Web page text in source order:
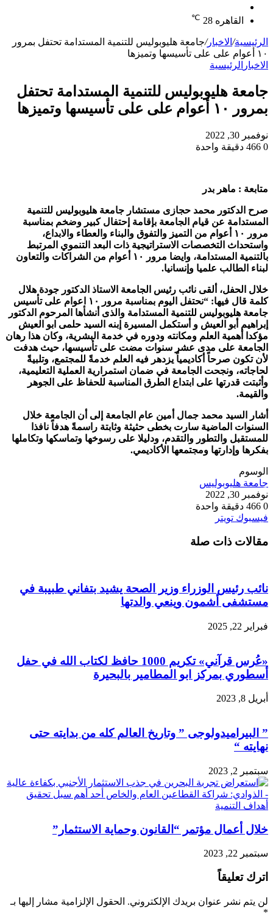
عشوائي
القاهره 28
℃
الرئيسية/ الاخبار/جامعة هليوبوليس للتنمية المستدامة تحتفل بمرور
١٠ أعوام على على تأسيسها وتميزها
الاخبار الرئيسية
جامعة هليوبوليس للتنمية المستدامة تحتفل
بمرور ١٠ أعوام على على تأسيسها وتميزها
نوفمبر 30, 2022
0
دقيقة واحدة
متابعة : ماهر بدر
صرح الدكتور محمد حجازى مستشار جامعة هليوبوليس للتنمية
المستدامة عن قيام الجامعة بإقامة إحتفال كبير وضخم بمناسبة
مرور ١٠ أعوام من التميز والتفوق والبناء والعطاء والابداع،
واستحداث التخصصات الاستراتيجية ذات البعد التنموي المرتبط
بالتنمية المستدامة، وايضا مرور ١٠ أعوام من الشراكات والتعاون
لبناء الطالب علميا وإنسانيا.
خلال الحفل، ألقى نائب رئيس الجامعة الاستاذ الدكتور جودة هلال
كلمة قال فيها: “نحتفل اليوم بمناسبة مرور ١٠ اعوام على تأسيس
جامعة هليوبوليس للتنمية المستدامة والذى أنشأها المرحوم الدكتور
إبراهيم أبو العيش و أستكمل المسيرة إبنه السيد حلمى ابو العيش
مؤكدا أهمية العلم ومكانته ودوره في خدمة البشرية، وكان هذا رهان
الجامعة على مدى عشر سنوات مضت على تأسيسها، حيث هدفت
لأن تكون صرحاً أكاديمياً يزدهر فيه العلم خدمةً للمجتمع، وتلبيةً
لحاجاته، ونجحت الجامعة في ضمان استمرارية العملية التعليمية،
وأثبتت قدرتها على ابتداع الطرق المناسبة للحفاظ على الجوهر
والقيمة.
أشار السيد محمد جمال أمين عام الجامعة إلى أن الجامعة خلال
السنوات الماضية سارت بخطى حثيثة وثابتة راسمةً هدفاً نافذا
للمستقبل والتطور والتقدم، ودليلا على رسوخها وتماسكها وتكاملها
بفكرها وإدارتها ومجتمعها الأكاديمي.
الوسوم
جامعة هليوبوليس
نوفمبر 30, 2022
0
دقيقة واحدة
فيسبوك تويتر
البريد
مقالات ذات صلة
نائب رئيس الوزراء وزير الصحة يشيد بتفاني طبيبة في
مستشفى أشمون وينعي والدتها
فبراير 22, 2025
«عُرس قرآني» تكريم 1000 حافظ لكتاب الله في حفل
أسطوري بمركز ابو المطامير بالبحيرة
أبريل 8, 2023
” البيراميدولوجى ” وتاريخ العالم كله من بدايته حتى
نهايته “
سبتمبر 2, 2023
خلال أعمال مؤتمر “القانون وحماية الاستثمار”
سبتمبر 22, 2023
اترك تعليقاً
لن يتم نشر عنوان بريدك الإلكتروني. الحقول الإلزامية مشار إليها بـ
*